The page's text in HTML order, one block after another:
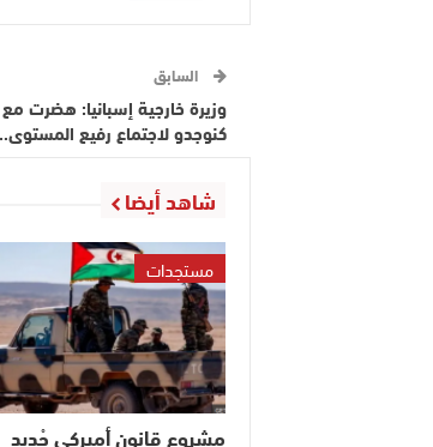
السابق
وزيرة خارجية إسبانيا: هضرت مع
كنوجدو لاجتماع رفيع المستوى..
شاهد أيضا
مستجدات
مشروع قانون أميركي جْديد